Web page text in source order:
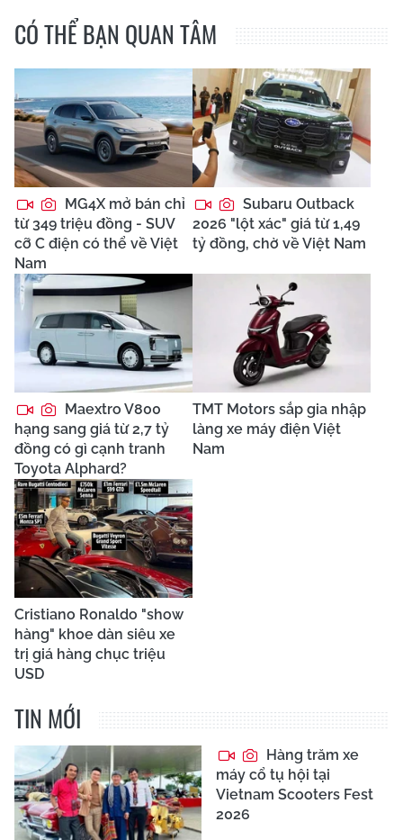
CÓ THỂ BẠN QUAN TÂM
MG4X mở bán chỉ
từ 349 triệu đồng - SUV
cỡ C điện có thể về Việt
Nam
Subaru Outback
2026 "lột xác" giá từ 1,49
tỷ đồng, chờ về Việt Nam
Maextro V800
hạng sang giá từ 2,7 tỷ
đồng có gì cạnh tranh
Toyota Alphard?
TMT Motors sắp gia nhập
làng xe máy điện Việt
Nam
Cristiano Ronaldo "show
hàng" khoe dàn siêu xe
trị giá hàng chục triệu
USD
TIN MỚI
Hàng trăm xe
máy cổ tụ hội tại
Vietnam Scooters Fest
2026